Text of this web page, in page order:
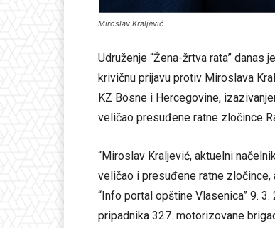
Miroslav Kraljević
Udruženje “Žena-žrtva rata”
krivičnu prijavu protiv Miroslava
KZ Bosne i Hercegovine,
veličao presuđene ratne zločince
“Miroslav Kraljević, aktuelni
veličao i presuđene ratne
“Info portal opštine Vlasenica” 9.
pripadnika 327. motorizovane